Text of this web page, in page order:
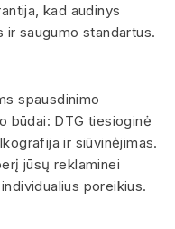
kad audinys
ir saugumo standartus.
spausdinimo
būdai: DTG tiesioginė
ir siūvinėjimas.
jūsų reklaminei
poreikius.